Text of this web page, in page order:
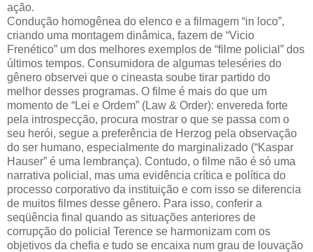
ação.
Condução homogênea do elenco e a filmagem “in loco”,
criando uma montagem dinâmica, fazem de “Vicio
Frenético” um dos melhores exemplos de “filme policial” dos
últimos tempos. Consumidora de algumas teleséries do
gênero observei que o cineasta soube tirar partido do
melhor desses programas. O filme é mais do que um
momento de “Lei e Ordem” (Law & Order): envereda forte
pela introspecção, procura mostrar o que se passa com o
seu herói, segue a preferência de Herzog pela observação
do ser humano, especialmente do marginalizado (“Kaspar
Hauser” é uma lembrança). Contudo, o filme não é só uma
narrativa policial, mas uma evidência crítica e política do
processo corporativo da instituição e com isso se diferencia
de muitos filmes desse gênero. Para isso, conferir a
seqüência final quando as situações anteriores de
corrupção do policial Terence se harmonizam com os
objetivos da chefia e tudo se encaixa num grau de louvação